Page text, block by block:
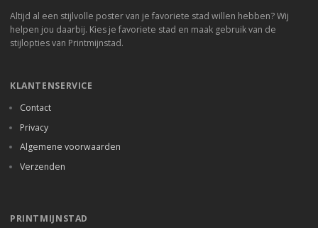
Altijd al een stijlvolle poster van je favoriete stad willen hebben? Wij
helpen jou daarbij. Kies je favoriete stad en maak gebruik van de
stijlopties van Printmijnstad.
KLANTENSERVICE
Contact
Privacy
Algemene voorwaarden
Verzenden
PRINTMIJNSTAD